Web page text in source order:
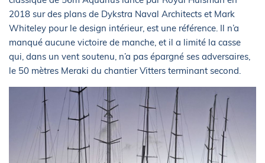
2018 sur des plans de Dykstra Naval Architects et Mark
Whiteley pour le design intérieur, est une référence. Il n’a
manqué aucune victoire de manche, et il a limité la casse
qui, dans un vent soutenu, n’a pas épargné ses adversaires,
le 50 mètres Meraki du chantier Vitters terminant second.